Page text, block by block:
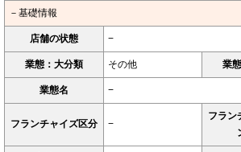
－基礎情報
店舗の状態 −
業態：大分類 その他 業
業態名 −
フランチャイズ区分 −
フラン